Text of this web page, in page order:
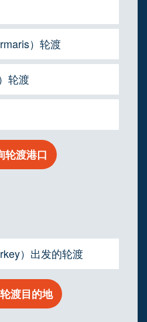
）轮渡
轮渡
轮渡港口
）出发的轮渡
渡目的地